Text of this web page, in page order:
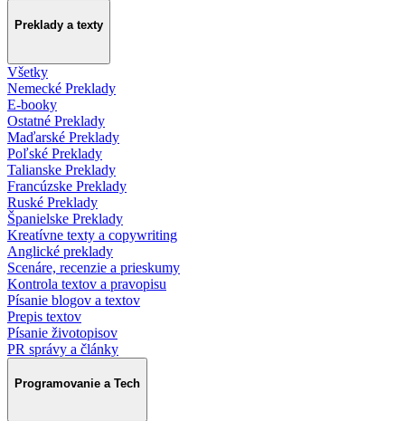
Preklady a texty
Všetky
Nemecké Preklady
E-booky
Ostatné Preklady
Maďarské Preklady
Poľské Preklady
Talianske Preklady
Francúzske Preklady
Ruské Preklady
Španielske Preklady
Kreatívne texty a copywriting
Anglické preklady
Scenáre, recenzie a prieskumy
Kontrola textov a pravopisu
Písanie blogov a textov
Prepis textov
Písanie životopisov
PR správy a články
Programovanie a Tech